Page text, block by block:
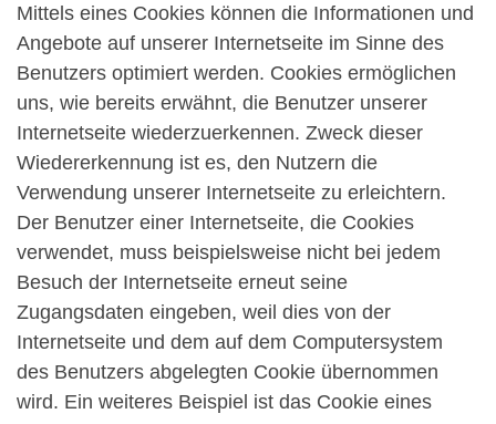
Mittels eines Cookies können die Informationen und
Angebote auf unserer Internetseite im Sinne des
Benutzers optimiert werden. Cookies ermöglichen
uns, wie bereits erwähnt, die Benutzer unserer
Internetseite wiederzuerkennen. Zweck dieser
Wiedererkennung ist es, den Nutzern die
Verwendung unserer Internetseite zu erleichtern.
Der Benutzer einer Internetseite, die Cookies
verwendet, muss beispielsweise nicht bei jedem
Besuch der Internetseite erneut seine
Zugangsdaten eingeben, weil dies von der
Internetseite und dem auf dem Computersystem
des Benutzers abgelegten Cookie übernommen
wird. Ein weiteres Beispiel ist das Cookie eines